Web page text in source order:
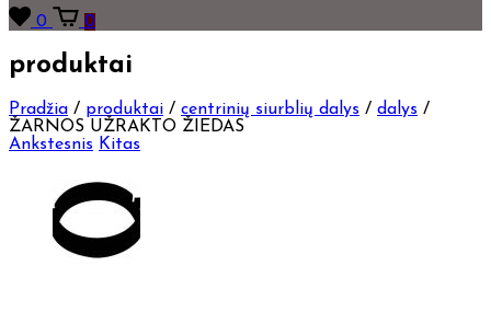
0 0
produktai
Pradžia / produktai / centrinių siurblių dalys / dalys /
ŽARNOS UŽRAKTO ŽIEDAS
Ankstesnis Kitas